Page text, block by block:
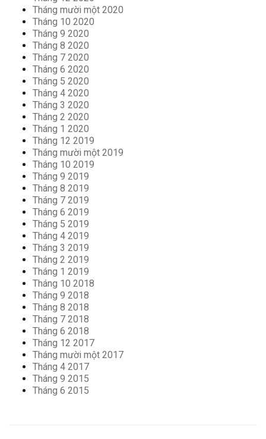
Tháng mười một 2020
Tháng 10 2020
Tháng 9 2020
Tháng 8 2020
Tháng 7 2020
Tháng 6 2020
Tháng 5 2020
Tháng 4 2020
Tháng 3 2020
Tháng 2 2020
Tháng 1 2020
Tháng 12 2019
Tháng mười một 2019
Tháng 10 2019
Tháng 9 2019
Tháng 8 2019
Tháng 7 2019
Tháng 6 2019
Tháng 5 2019
Tháng 4 2019
Tháng 3 2019
Tháng 2 2019
Tháng 1 2019
Tháng 10 2018
Tháng 9 2018
Tháng 8 2018
Tháng 7 2018
Tháng 6 2018
Tháng 12 2017
Tháng mười một 2017
Tháng 4 2017
Tháng 9 2015
Tháng 6 2015